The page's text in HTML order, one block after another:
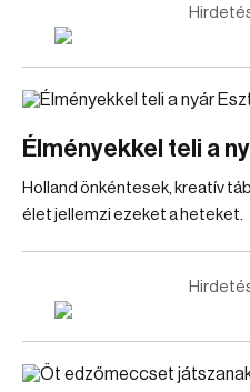
Élményekkel teli a
Holland önkéntesek, kreatív
élet jellemzi ezeket a heteket.